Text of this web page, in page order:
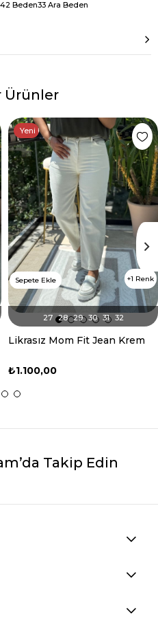
Beden33 Ara Beden
Ürünler
1 Renk
Likrasız Mom Fit Jean Krem
₺1.100,00
Sepete Ekle
27 28 29 30 31 32
Yeni Ürün
Takip Edin